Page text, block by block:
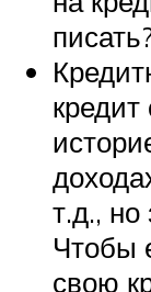
кредит
т.д., но
Чтобы
свою